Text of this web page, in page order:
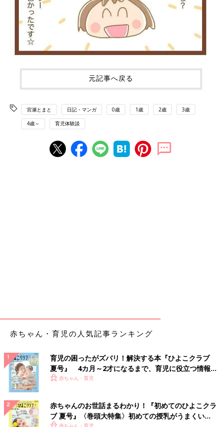
元記事へ戻る
宮瀬とまと 日記・マンガ 0歳 1歳 2歳 3歳
4歳～ 育児体験談
赤ちゃん・育児の人気記事ランキング
育児の困ったがズバリ！解決する本『ひよこクラブ
夏号』 4カ月～2才になるまで、育児に役立つ情報が
いっぱい！
赤ちゃん・育児
赤ちゃんのお世話まるわかり！『初めてのひよこクラ
ブ 夏号』〈巻頭大特集〉初めての授乳がうまくい
赤ちゃん・育児